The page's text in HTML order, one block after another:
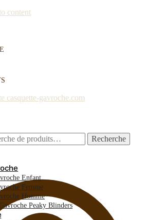
content
Recherche
Recherche
Enfant
Femme
Homme
Peaky Blinders